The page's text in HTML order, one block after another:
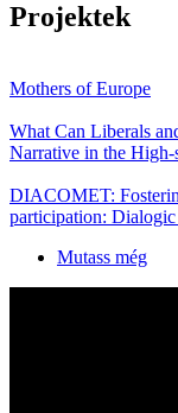
Projektek
Mothers of Europe
What Can Liberals
Narrative in the High-
DIACOMET:
participation:
Mutass még